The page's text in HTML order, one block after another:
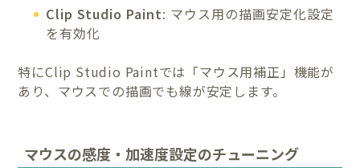
Clip Studio Paint: マウス用の描画安定化設定
を有効化
特にClip Studio Paintでは「マウス用補正」機能が
あり、マウスでの描画でも線が安定します。
マウスの感度・加速度設定のチューニング